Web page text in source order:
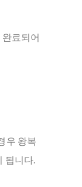
료되어
우 왕복
됩니다.